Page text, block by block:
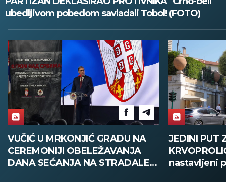
ubedljivom pobedom savladali Tobol! (FOTO)
JEDINI PUT ZA OKONČANJE
KRVOPROLIĆA U Rimu
nastavljeni pregovori Libana i
OVO JE
SRBIJI: